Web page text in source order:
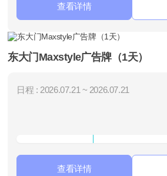
查看详情
东大门Maxstyle广告牌（1天）
日程 : 2026.07.21 ~ 2026.07.21
查看详情